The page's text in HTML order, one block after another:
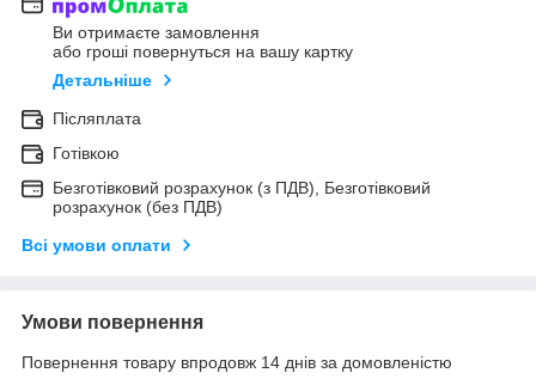
Ви отримаєте замовлення
або гроші повернуться на вашу картку
Детальніше
Післяплата
Готівкою
Безготівковий розрахунок (з ПДВ), Безготівковий
розрахунок (без ПДВ)
Всі умови оплати
Умови повернення
Повернення товару впродовж 14 днів за домовленістю